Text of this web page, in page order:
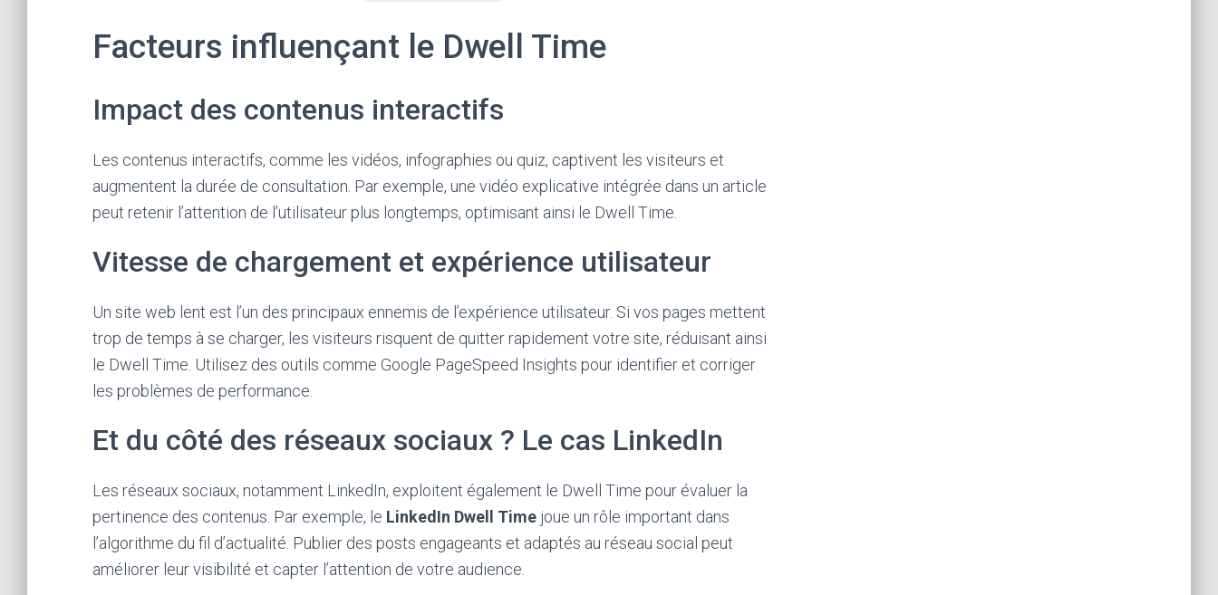
Facteurs influençant le Dwell Time
Impact des contenus interactifs
Les contenus interactifs, comme les vidéos, infographies ou quiz, captivent les visiteurs et
augmentent la durée de consultation. Par exemple, une vidéo explicative intégrée dans un article
peut retenir l’attention de l’utilisateur plus longtemps, optimisant ainsi le Dwell Time.
Vitesse de chargement et expérience utilisateur
Un site web lent est l’un des principaux ennemis de l’expérience utilisateur. Si vos pages mettent
trop de temps à se charger, les visiteurs risquent de quitter rapidement votre site, réduisant ainsi
le Dwell Time. Utilisez des outils comme Google PageSpeed Insights pour identifier et corriger
les problèmes de performance.
Et du côté des réseaux sociaux ? Le cas LinkedIn
Les réseaux sociaux, notamment LinkedIn, exploitent également le Dwell Time pour évaluer la
pertinence des contenus. Par exemple, le LinkedIn Dwell Time joue un rôle important dans
l’algorithme du fil d’actualité. Publier des posts engageants et adaptés au réseau social peut
améliorer leur visibilité et capter l’attention de votre audience.